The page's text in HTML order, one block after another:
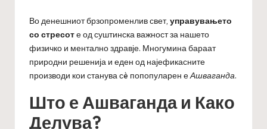
Во денешниот брзопроменлив свет, управувањето
со стресоте од суштинска важност за нашето
физичко и ментално здравје. Многумина бараат
природни решенија и еден од најефикасните
производи кои станува сè попопуларен еАшваганда.
Што е Ашваганда и Како
Делува?